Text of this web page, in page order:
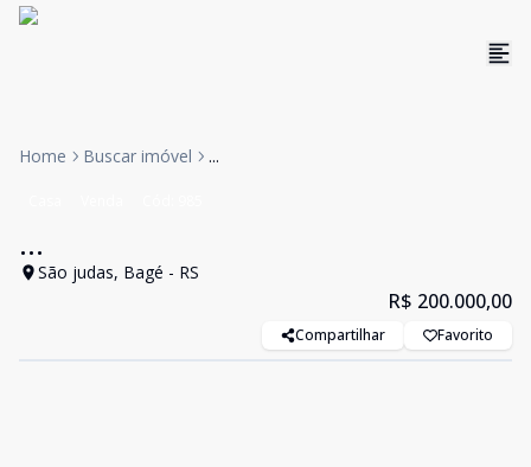
Home Buscar imóvel ...
...
São judas, Bagé - RS
R$ 200.000,00
Compartilhar Favorito